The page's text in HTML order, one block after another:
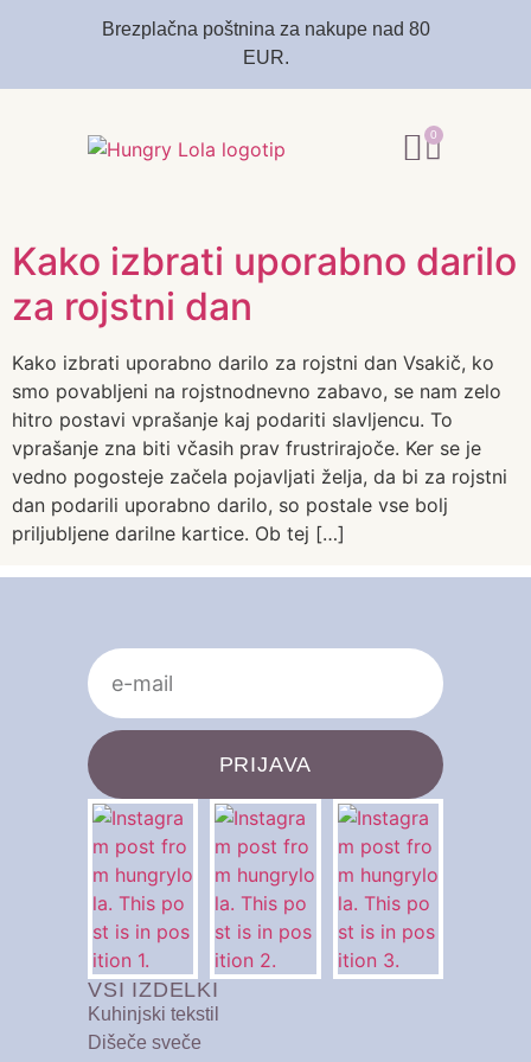
Brezplačna poštnina za nakupe nad 80
EUR.
0
Kako izbrati uporabno darilo
za rojstni dan
Kako izbrati uporabno darilo za rojstni dan Vsakič, ko
smo povabljeni na rojstnodnevno zabavo, se nam zelo
hitro postavi vprašanje kaj podariti slavljencu. To
vprašanje zna biti včasih prav frustrirajoče. Ker se je
vedno pogosteje začela pojavljati želja, da bi za rojstni
dan podarili uporabno darilo, so postale vse bolj
priljubljene darilne kartice. Ob tej […]
VSI IZDELKI
Kuhinjski tekstil
Dišeče sveče
PRIJAVA